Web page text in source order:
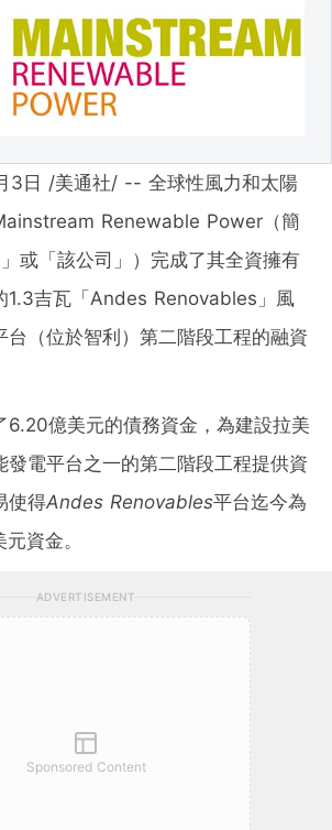
3日 /美通社/ -- 全球性風力和太陽
Renewable Power（簡
或「該公司」）完成了其全資擁有
1.3吉瓦「Andes Renovables」風
台（位於智利）第二階段工程的融資
6.20億美元的債務資金，為建設拉美
發電平台之一的第二階段工程提供資
使得Andes Renovables平台迄今為
資金。
ADVERTISEMENT
Sponsored Content